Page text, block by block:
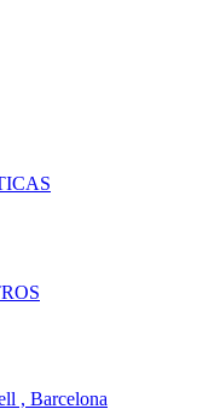
, Barcelona